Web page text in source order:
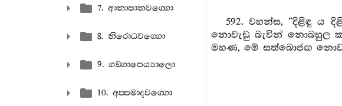
7. ආනාපානවග‍්ගො
8. නිරොධවග‍්ගො
9. ගඞ‍්ගාපෙය්‍යාලො
10. අප‍්පමාදවග‍්ගො
592. වහන්ස, “දිළිඳු ය
නොවැඩු බැවින් නොබහුල
මහණ, මේ සත්බොජඟ